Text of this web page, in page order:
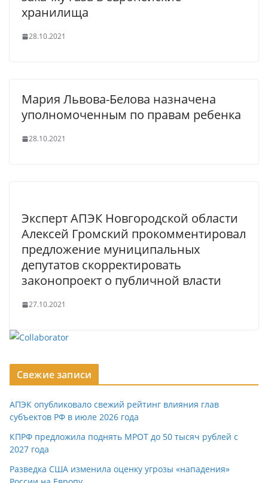
хранилища
28.10.2021
Мария Львова-Белова назначена
уполномоченным по правам ребенка
28.10.2021
Эксперт АПЭК Новгородской области
Алексей Громский прокомментировал
предложение муниципальных
депутатов скорректировать
законопроект о публичной власти
27.10.2021
Свежие записи
АПЭК опубликовало свежий рейтинг влияния глав
субъектов РФ в июле 2026 года
КПРФ предложила поднять МРОТ до 50 тысяч рублей с
2027 года
Разведка США изменила оценку угрозы «нападения»